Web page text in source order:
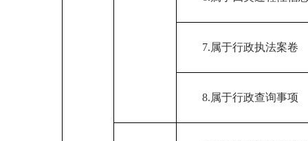
7.属于行政执法案卷
8.属于行政查询事项